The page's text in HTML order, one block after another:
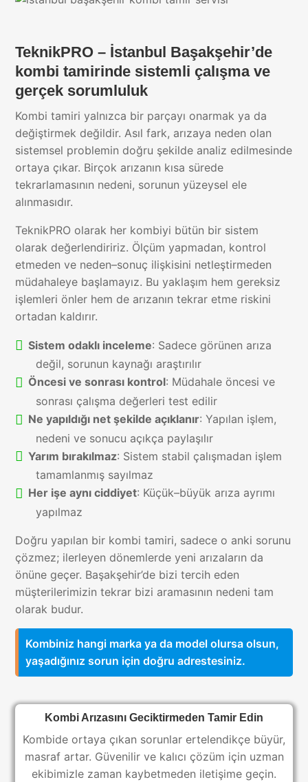
TeknikPRO – İstanbul Başakşehir’de
kombi tamirinde sistemli çalışma ve
gerçek sorumluluk
Kombi tamiri yalnızca bir parçayı onarmak ya da
değiştirmek değildir. Asıl fark, arızaya neden olan
sistemsel problemin doğru şekilde analiz edilmesinde
ortaya çıkar. Birçok arızanın kısa sürede
tekrarlamasının nedeni, sorunun yüzeysel ele
alınmasıdır.
TeknikPRO olarak her kombiyi bütün bir sistem
olarak değerlendiririz. Ölçüm yapmadan, kontrol
etmeden ve neden–sonuç ilişkisini netleştirmeden
müdahaleye başlamayız. Bu yaklaşım hem gereksiz
işlemleri önler hem de arızanın tekrar etme riskini
ortadan kaldırır.
Sistem odaklı inceleme: Sadece görünen arıza
değil, sorunun kaynağı araştırılır
Öncesi ve sonrası kontrol: Müdahale öncesi ve
sonrası çalışma değerleri test edilir
Ne yapıldığı net şekilde açıklanır: Yapılan işlem,
nedeni ve sonucu açıkça paylaşılır
Yarım bırakılmaz: Sistem stabil çalışmadan işlem
tamamlanmış sayılmaz
Her işe aynı ciddiyet: Küçük–büyük arıza ayrımı
yapılmaz
Doğru yapılan bir kombi tamiri, sadece o anki sorunu
çözmez; ilerleyen dönemlerde yeni arızaların da
önüne geçer. Başakşehir’de bizi tercih eden
müşterilerimizin tekrar bizi aramasının nedeni tam
olarak budur.
Kombiniz hangi marka ya da model olursa olsun,
yaşadığınız sorun için doğru adrestesiniz.
Kombi Arızasını Geciktirmeden Tamir Edin
Kombide ortaya çıkan sorunlar ertelendikçe büyür,
masraf artar. Güvenilir ve kalıcı çözüm için uzman
ekibimizle zaman kaybetmeden iletişime geçin.